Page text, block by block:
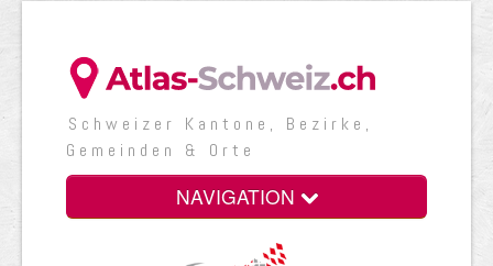
Schweizer Kantone, Bezirke,
Gemeinden & Orte
NAVIGATION